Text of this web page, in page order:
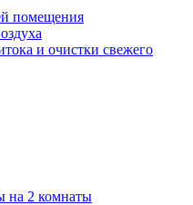
помещения
и очистки свежего
на 2 комнаты